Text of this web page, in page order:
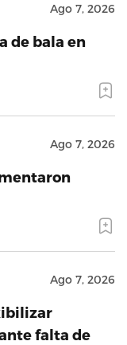
Ago 7, 2026
de bala en
Ago 7, 2026
Ago 7, 2026
falta de